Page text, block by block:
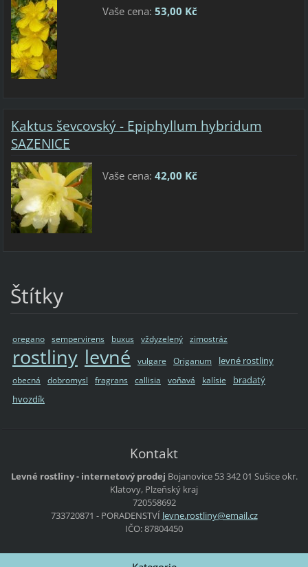
Vaše cena: 53,00 Kč
Kaktus ševcovský - Epiphyllum hybridum
SAZENICE
Vaše cena: 42,00 Kč
Štítky
oregano sempervirens buxus vždyzelený zimostráz
rostliny levné vulgare Origanum levné rostliny
obecná dobromysl fragrans callisia voňavá kalísie
bradatý
hvozdík
Kontakt
Levné rostliny - internetový prodej Bojanovice 53342 01 Sušiceokr.
Klatovy, Plzeňský kraj
720558692
733720871 - PORADENSTVÍ levne.rostliny@email.cz
IČO: 87804450